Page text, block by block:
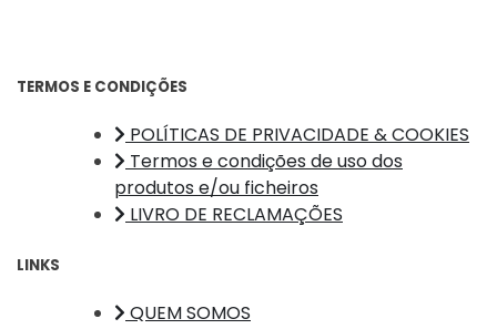
TERMOS E CONDIÇÕES
POLÍTICAS DE PRIVACIDADE & COOKIES
Termos e condições de uso dos
produtos e/ou ficheiros
LIVRO DE RECLAMAÇÕES
LINKS
QUEM SOMOS